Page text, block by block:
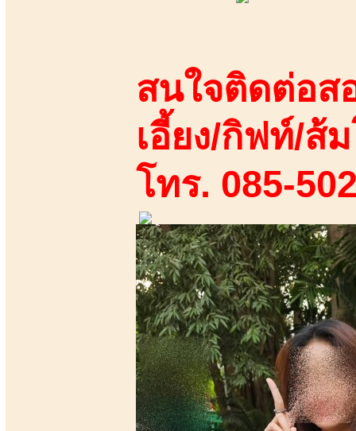
สนใจติดต่อส
เอี้ยง/กิฟท์/ส้
โทร. 085-